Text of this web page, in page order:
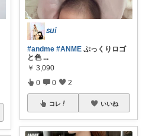
𝘴𝘶𝘪
#andme #ANME ぷっくりロゴ
と色 ...
￥ 3,090
0 0 2
コレ いいね